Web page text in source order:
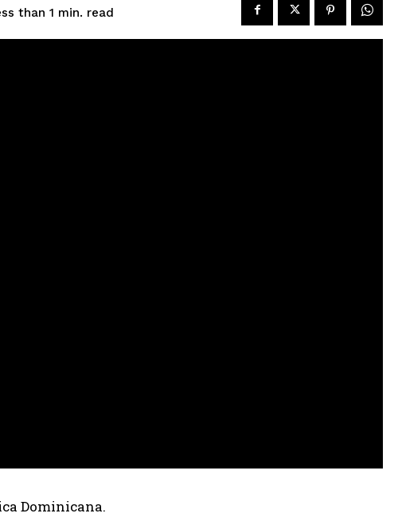
than 1 min. read
Dominicana.